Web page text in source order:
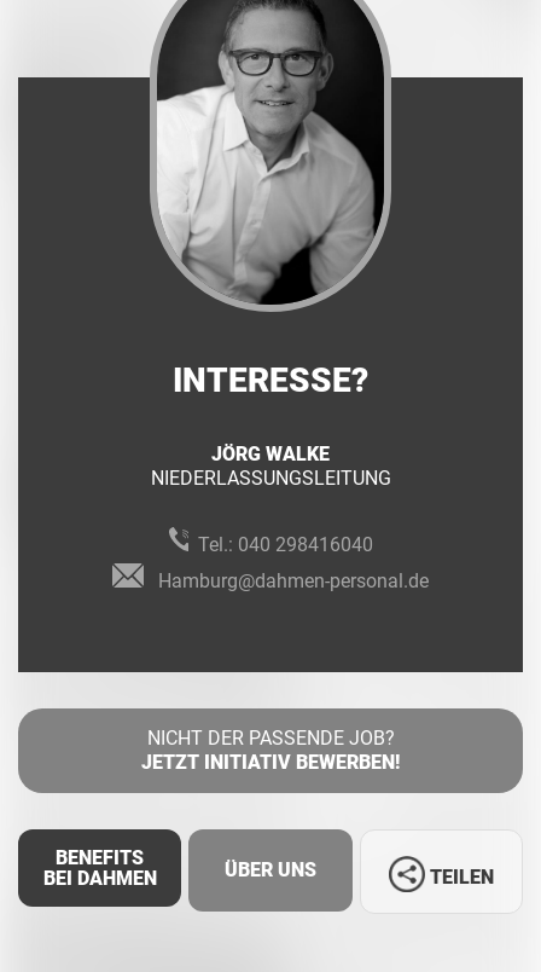
INTERESSE?
JÖRG WALKE
NIEDERLASSUNGSLEITUNG
Tel.: 040 298416040
Hamburg@dahmen-personal.de
NICHT DER PASSENDE JOB?
JETZT INITIATIV BEWERBEN!
BENEFITS
BEI DAHMEN
ÜBER UNS TEILEN